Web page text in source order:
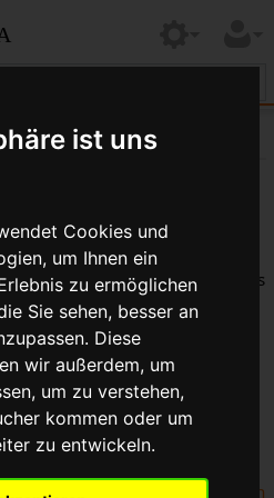
ist uns
Cookies und
um Ihnen ein
zu ermöglichen
Sie sehen, besser an
Diese
wir außerdem, um
um zu verstehen,
kommen oder um
zu entwickeln.
Zeit die elitäre,
Großbritannien der 1930er bis
war bei Mitgliedern von
Die weinger wohlhabenden
Mitglieder dieser
nur der innere Kern der
Clubmaschinen.
Art hatteReynolds
Pedalplatten